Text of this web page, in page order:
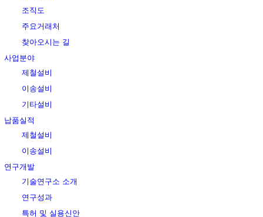
조직도
주요거래처
찾아오시는 길
사업분야
제철설비
이송설비
기타설비
납품실적
제철설비
이송설비
연구개발
기술연구소 소개
연구성과
특허 및 실용신안